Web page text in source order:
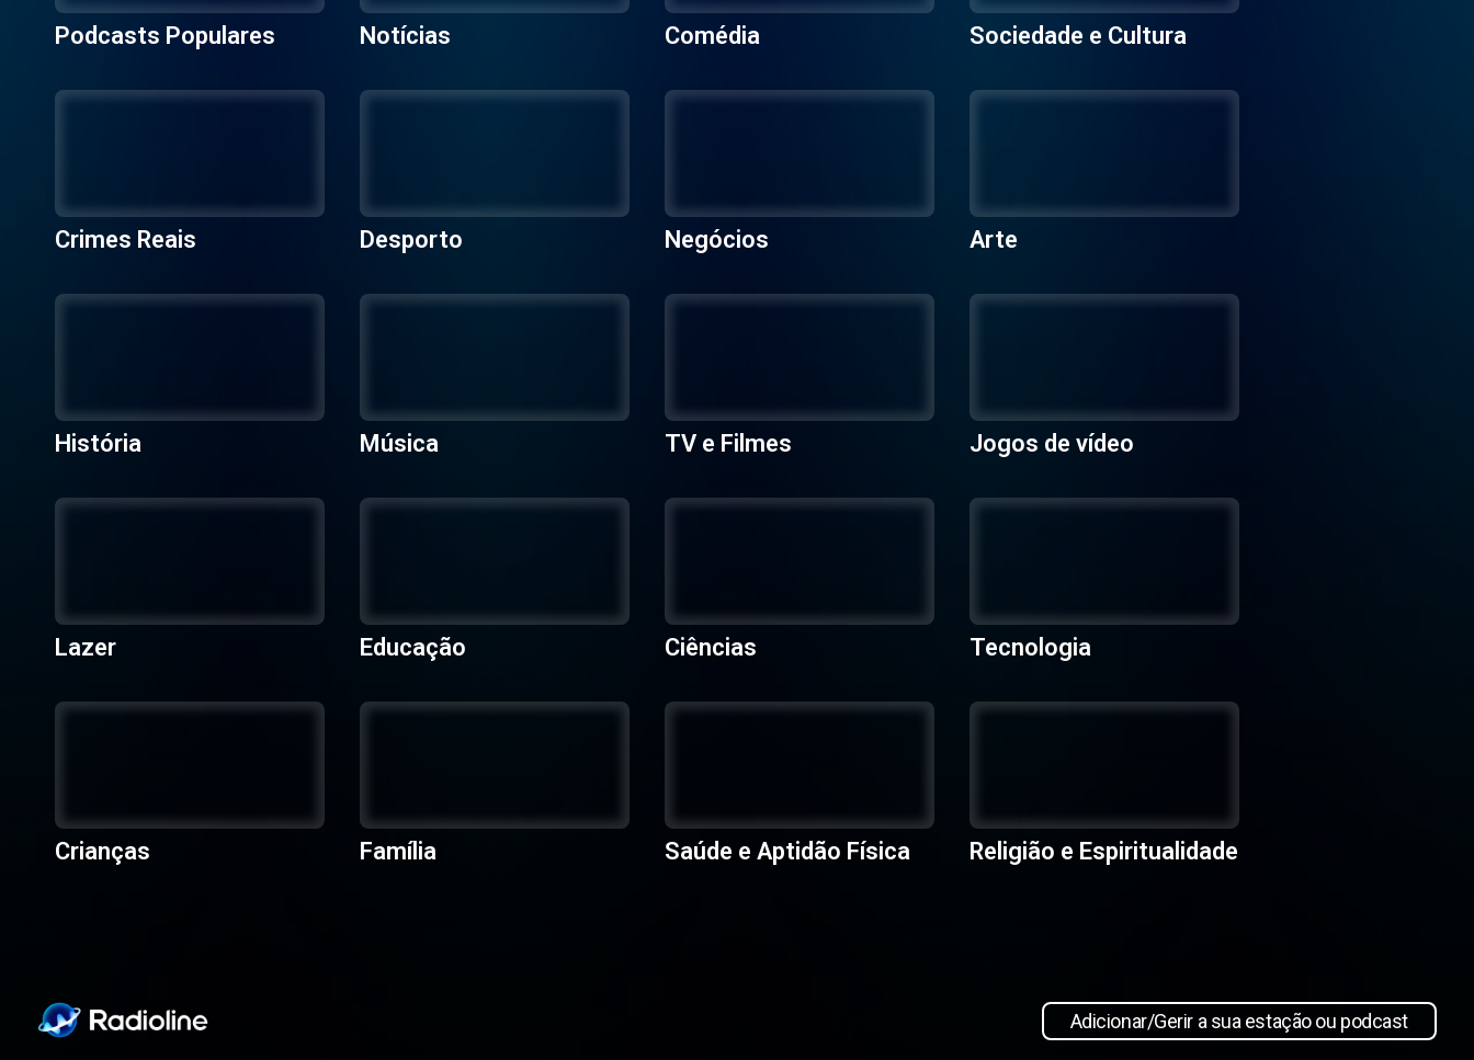
Podcasts Populares Notícias Comédia Sociedade e Cultura
Crimes Reais Desporto Negócios Arte
História Música TV e Filmes Jogos de vídeo
Lazer Educação Ciências Tecnologia
Crianças Família Saúde e Aptidão Física Religião e Espiritualidade
Adicionar/Gerir a sua estação ou podcast